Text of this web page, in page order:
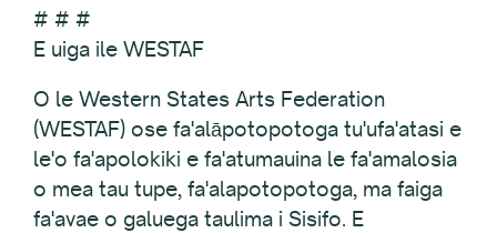
# # #
E uiga ile WESTAF
O le Western States Arts Federation
(WESTAF) ose fa'alāpotopotoga tu'ufa'atasi e
le'o fa'apolokiki e fa'atumauina le fa'amalosia
o mea tau tupe, fa'alapotopotoga, ma faiga
fa'avae o galuega taulima i Sisifo. E